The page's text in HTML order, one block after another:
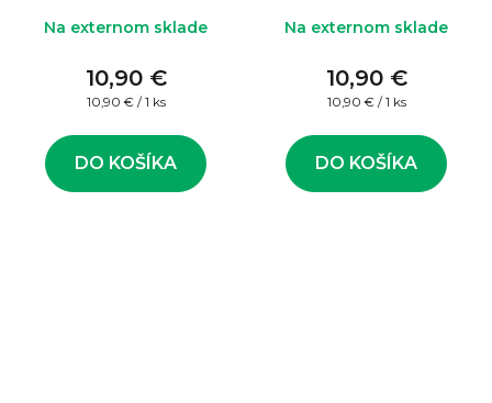
Na externom sklade
10,90 €
Jednotková
10,90 € / 1 ks
DO KOŠÍKA
Na externom sklade
10,90 €
Jednotková
10,90 € / 1 ks
DO KOŠÍKA